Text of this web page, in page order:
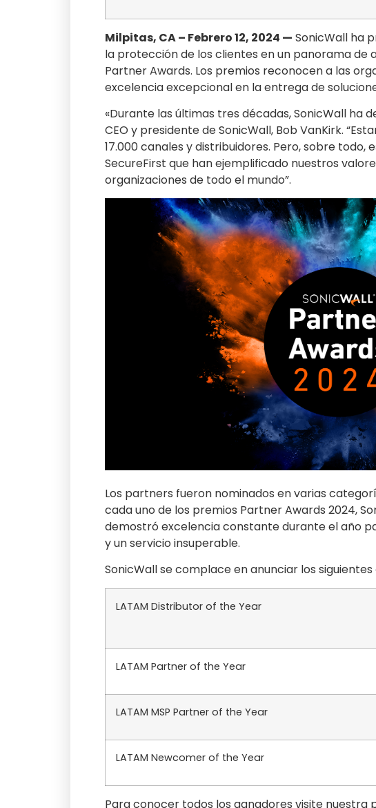
Milpitas, CA – Febrero 12, 2024 — SonicWall ha
la protección de los clientes en un panorama de
Partner Awards. Los premios reconocen a las
excelencia excepcional en la entrega de
«Durante las últimas tres décadas, SonicWall ha
CEO y presidente de SonicWall, Bob VanKirk.
17.000 canales y distribuidores. Pero, sobre
SecureFirst que han ejemplificado nuestros
organizaciones de todo el mundo”.
Los partners fueron nominados en varias
cada uno de los premios Partner Awards 2024,
demostró excelencia constante durante el año
y un servicio insuperable.
SonicWall se complace en anunciar los
LATAM Distributor of the Year
LATAM Partner of the Year
LATAM MSP Partner of the Year
LATAM Newcomer of the Year
Para conocer todos los ganadores visite nuestra